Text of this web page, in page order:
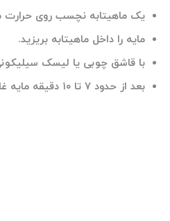
یک ماهیتابه نچسب روی حرارت
مایه را داخل ماهیتابه بریزید.
با قاشق چوبی یا لیسک
بعد از حدود ۷ تا ۱۰ دقیقه مایه غلیظ و براق می‌شود و حالت کشسان پیدا می‌کند.